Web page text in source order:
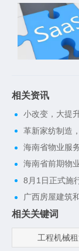
相关资讯
小改变，大提
革新家纺制造
海南省物业服
海南省前期物
广西房屋建筑
相关关键词
工程机械